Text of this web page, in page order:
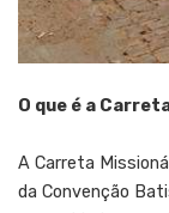
O que é a
A Carreta
da Convenção